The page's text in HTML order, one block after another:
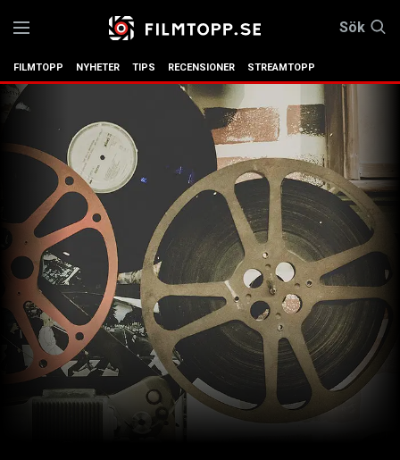
Sök
FILMTOPP NYHETER TIPS RECENSIONER STREAMTOPP